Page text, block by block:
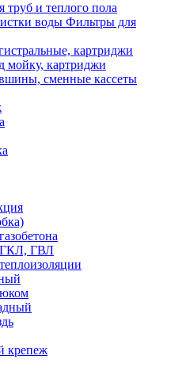
труб и теплого пола
Фильтры для
картриджи
мойку, картриджи
сменные кассеты
ГКЛ, ГВЛ
крепеж